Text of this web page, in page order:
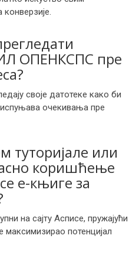
ОПЕНКСПС пре
своје датотеке како би
очекивања пре
туторијале или
коришћење
е-књиге за
на сајту Асписе, пружајући
максимизирао потенцијал